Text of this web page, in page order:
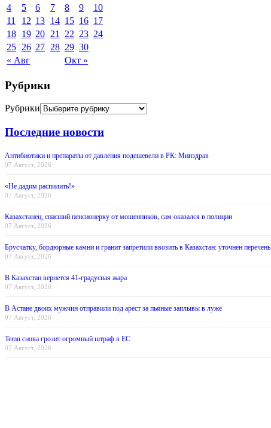
« Авг Окт »
4
5 6 7 8 9
10
11
12 13 14 15 16 17
18 19 20 21 22 23 24
25 26 27 28 29 30
Рубрики
Рубрики
Последние новости
Антибиотики и препараты от давления подешевели в РК: Минздрав
07 Август, 2026
«Не дадим распилить!»
07 Август, 2026
Казахстанец, спасший пенсионерку от мошенников, сам оказался в полиции
07 Август, 2026
Брусчатку, бордюрные камни и гранит запретили ввозить в Казахстан: уточнен перечень
07 Август, 2026
В Казахстан вернется 41-градусная жара
07 Август, 2026
В Астане двоих мужчин отправили под арест за пьяные заплывы в луже
07 Август, 2026
Temu снова грозит огромный штраф в ЕС
07 Август, 2026